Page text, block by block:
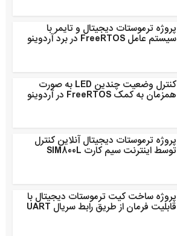
پروژه ترموستات دیجیتال و تایمر با
سیستم عامل FreeRTOS در برد آردوینو
کنترل وضعیت چندین LED به صورت
همزمان به کمک FreeRTOS در آردوینو
پروژه ترموستات دیجیتال آنلاین کنترل
توسط اینترنت سیم کارت SIM800L
پروژه ساخت کیت ترموستات دیجیتال با
قابلیت فرمان از طریق رابط سریال UART